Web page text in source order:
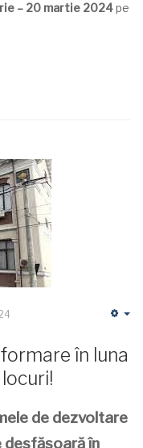
– 20 martie 2024pe
în luna
de dezvoltare
desfășoară în